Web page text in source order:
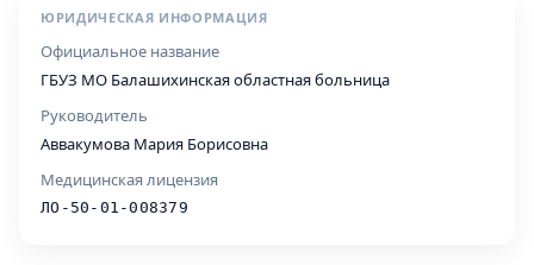
ЮРИДИЧЕСКАЯ ИНФОРМАЦИЯ
Официальное название
ГБУЗ МО Балашихинская областная больница
Руководитель
Аввакумова Мария Борисовна
Медицинская лицензия
ЛО-50-01-008379